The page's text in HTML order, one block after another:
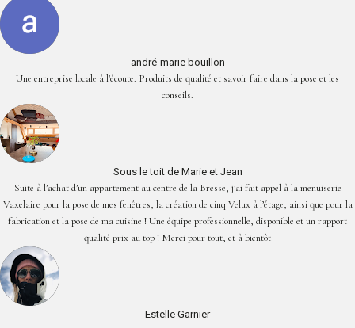
andré-marie bouillon
Une entreprise locale à l'écoute. Produits de qualité et savoir faire dans la pose et les
conseils.
Sous le toit de Marie et Jean
Suite à l’achat d’un appartement au centre de la Bresse, j’ai fait appel à la menuiserie
Vaxelaire pour la pose de mes fenêtres, la création de cinq Velux à l’étage, ainsi que pour la
fabrication et la pose de ma cuisine ! Une équipe professionnelle, disponible et un rapport
qualité prix au top ! Merci pour tout, et à bientôt
Estelle Garnier